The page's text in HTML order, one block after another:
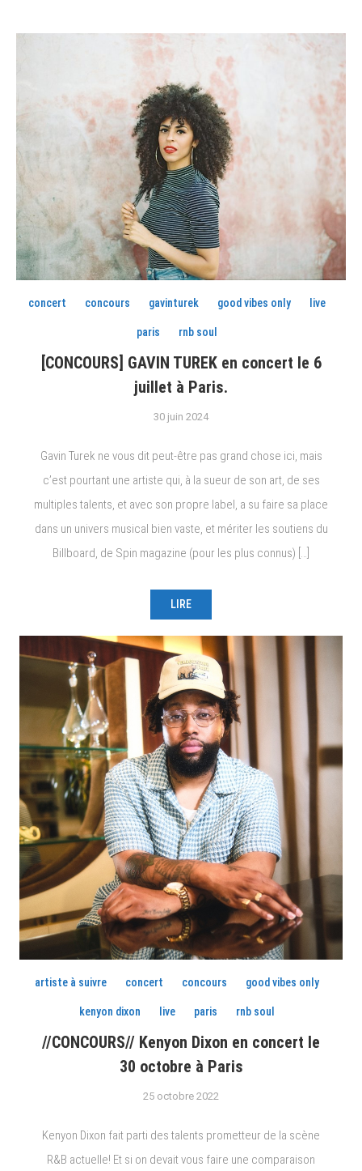
concert concours gavinturek good vibes only live
paris rnb soul
[CONCOURS] GAVIN TUREK en concert le 6
juillet à Paris.
30 juin 2024
Gavin Turek ne vous dit peut-être pas grand chose ici, mais
c’est pourtant une artiste qui, à la sueur de son art, de ses
multiples talents, et avec son propre label, a su faire sa place
dans un univers musical bien vaste, et mériter les soutiens du
Billboard, de Spin magazine (pour les plus connus) […]
LIRE
artiste à suivre concert concours good vibes only
kenyon dixon live paris rnb soul
//CONCOURS// Kenyon Dixon en concert le
30 octobre à Paris
25 octobre 2022
Kenyon Dixon fait parti des talents prometteur de la scène
R&B actuelle! Et si on devait vous faire une comparaison